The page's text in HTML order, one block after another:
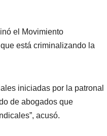
el Movimiento
está criminalizando la
iniciadas por la patronal
de abogados que
acusó.